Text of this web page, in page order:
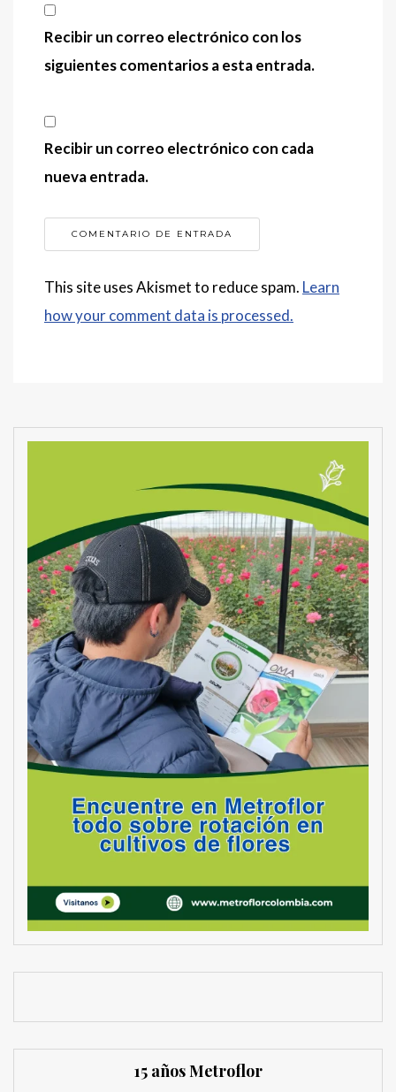
Recibir un correo electrónico con los
siguientes comentarios a esta entrada.
Recibir un correo electrónico con cada
nueva entrada.
This site uses Akismet to reduce spam. Learn
how your comment data is processed.
15 años Metroflor